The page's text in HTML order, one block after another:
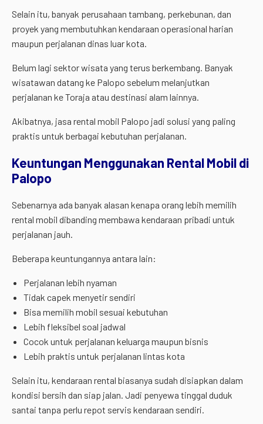
Selain itu, banyak perusahaan tambang, perkebunan, dan
proyek yang membutuhkan kendaraan operasional harian
maupun perjalanan dinas luar kota.
Belum lagi sektor wisata yang terus berkembang. Banyak
wisatawan datang ke Palopo sebelum melanjutkan
perjalanan ke Toraja atau destinasi alam lainnya.
Akibatnya, jasa rental mobil Palopo jadi solusi yang paling
praktis untuk berbagai kebutuhan perjalanan.
Keuntungan Menggunakan Rental Mobil di
Palopo
Sebenarnya ada banyak alasan kenapa orang lebih memilih
rental mobil dibanding membawa kendaraan pribadi untuk
perjalanan jauh.
Beberapa keuntungannya antara lain:
Perjalanan lebih nyaman
Tidak capek menyetir sendiri
Bisa memilih mobil sesuai kebutuhan
Lebih fleksibel soal jadwal
Cocok untuk perjalanan keluarga maupun bisnis
Lebih praktis untuk perjalanan lintas kota
Selain itu, kendaraan rental biasanya sudah disiapkan dalam
kondisi bersih dan siap jalan. Jadi penyewa tinggal duduk
santai tanpa perlu repot servis kendaraan sendiri.